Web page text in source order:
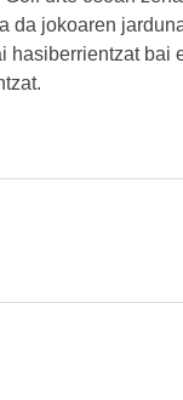
da jokoaren
hasiberrientzat bai